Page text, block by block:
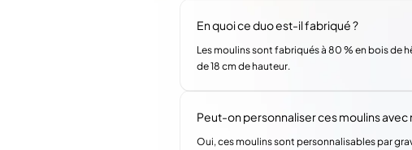
En quoi ce duo est-il fabriqué ?
Les moulins sont fabriqués à 80 % en bois de
de 18 cm de hauteur.
Peut-on personnaliser ces moulins avec
Oui, ces moulins sont personnalisables par